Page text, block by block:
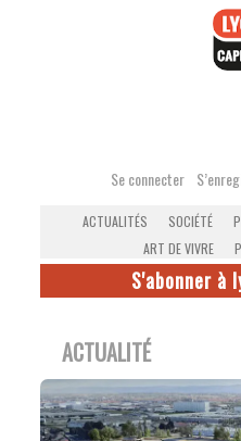
Se connecter
ACTUALITÉS SOCIÉTÉ
ART DE VIVRE
S'abonner à
ACTUALITÉ